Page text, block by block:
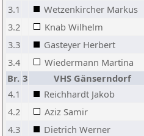
3.1
Wetzenkircher Markus
3.2
Knab Wilhelm
3.3
Gasteyer Herbert
3.4
Wiedermann Martina
Br. 3 VHS Gänserndorf
4.1
Reichhardt Jakob
4.2
Aziz Samir
4.3
Dietrich Werner